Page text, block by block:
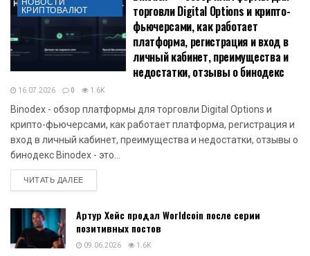
КРИПТОВАЛЮТ
торговли Digital Options и крипто-
фьючерсами, как работает
платформа, регистрация и вход в
личный кабинет, преимущества и
недостатки, отзывы о бинодекс
16.07.2026 0 1.6K
Binodex - обзор платформы для торговли Digital Options и
крипто-фьючерсами, как работает платформа, регистрация и
вход в личный кабинет, преимущества и недостатки, отзывы о
бинодекс Binodex - это...
ЧИТАТЬ ДАЛЕЕDETAILS
Артур Хейс продал Worldcoin после серии
позитивных постов
09.06.2026 1.6K